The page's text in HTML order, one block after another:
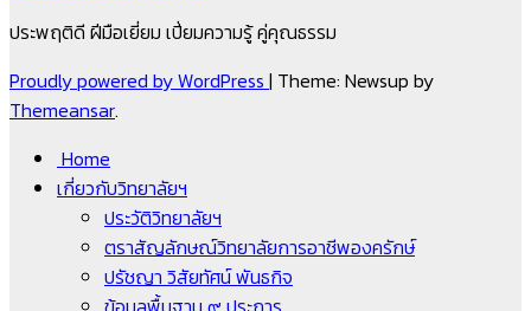
ประพฤติดี ฝีมือเยี่ยม เปี่ยมความรู้ คู่คุณธรรม
Proudly powered by WordPress | Theme: Newsup by
Themeansar.
Home
เกี่ยวกับวิทยาลัยฯ
ประวัติวิทยาลัยฯ
ตราสัญลักษณ์วิทยาลัยการอาชีพองครักษ์
ปรัชญา วิสัยทัศน์ พันธกิจ